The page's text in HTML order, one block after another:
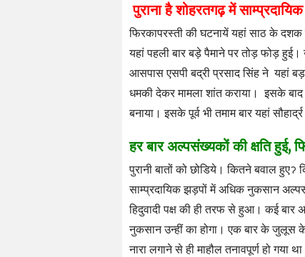
पुराना है शोहरतगढ़ में
फिरकापरस्ती की घटनायें यहां साठ के
यहां पहली बार बड़े पैमाने पर तोड़ फोड़
आसपास एसपी बद्री प्रसाद सिंह ने यहां
धमकी देकर मामला शांत कराया। इसके बाद
बनाया। इसके पूर्व भी तमाम बार यहां
हर बार अल्पसंख्यकों की क्षति हुई,
पुरानी बातों को छोडिये। कितने बवाल
साम्प्रदायिक झड़पों में अधिक नुकसान
हिदुवादी पक्ष की ही तरफ से हुआ। कई
नुकसान उन्हीं का होगा। एक बार के जुलूस के
नारा लगाने से ही माहौल तनावपूर्ण हो